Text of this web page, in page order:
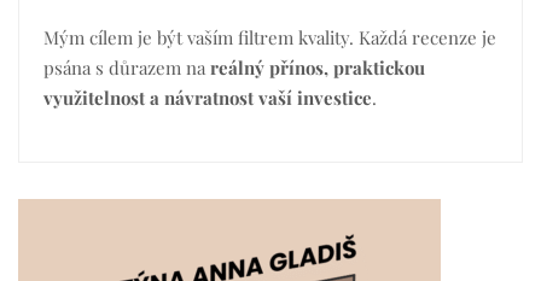
Mým cílem je být vaším filtrem kvality. Každá recenze je
psána s důrazem na reálný přínos, praktickou
využitelnost a návratnost vaší investice.